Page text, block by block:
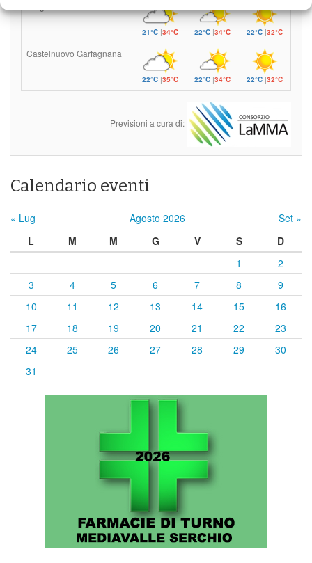
21°C|34°C 22°C|34°C 22°C |32°C
Castelnuovo Garfagnana
22°C|35°C 22°C|34°C 22°C |32°C
Previsioni a cura di:
Calendario eventi
« Lug Agosto 2026
Set »
L
M M G V S
D
1
2
3
4 5 6 7 8
9
10
11 12 13 14 15
16
17
18 19 20 21 22
23
24
25 26 27 28 29
30
31